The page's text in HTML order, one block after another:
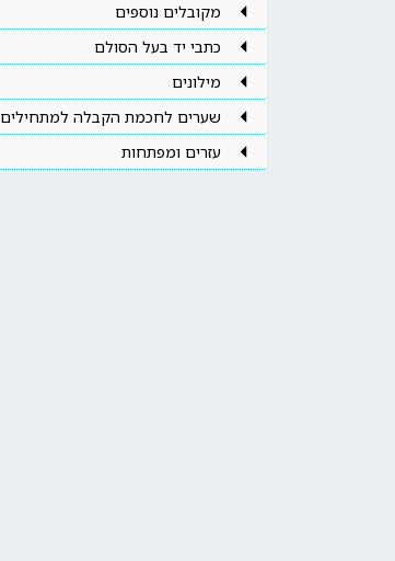
מקובלים נוספים
כתבי יד בעל הסולם
מילונים
שערים לחכמת הקבלה למתחילים
עזרים ומפתחות